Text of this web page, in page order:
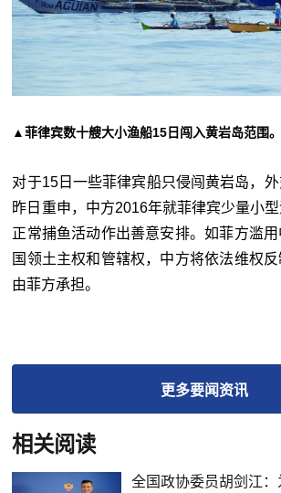
▲菲律宾数十艘大小渔船15日闯入黄岩岛范围。
对于15日一些菲律宾船只侵闯黄岩岛，
昨日重申，中方2016年就菲律宾少量小
正常捕鱼活动作出善意安排。如菲方滥
国领土主权和管辖权，中方将依法维权
由菲方承担。
更多要闻资讯
相关阅读
全国政协委员胡剑江